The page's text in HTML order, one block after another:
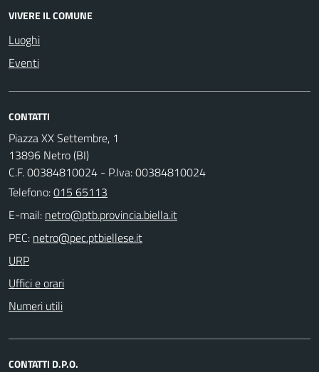
VIVERE IL COMUNE
Luoghi
Eventi
CONTATTI
Piazza XX Settembre, 1
13896 Netro (BI)
C.F. 00384810024 - P.Iva: 00384810024
Telefono:015 65113
E-mail:
PEC:
URP
Uffici e orari
Numeri utili
CONTATTI D.P.O.